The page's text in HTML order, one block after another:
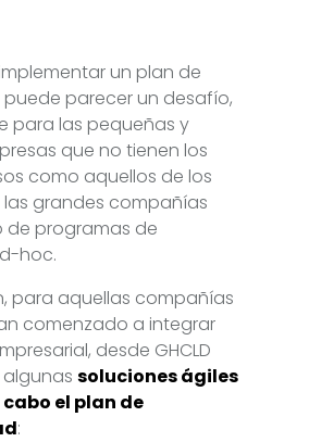
un plan de
parecer un desafío,
para las pequeñas y
que no tienen los
como aquellos de los
grandes compañías
de programas de
hoc.
para aquellas compañías
comenzado a integrar
desde GHCLD
soluciones ágiles
el plan de
: